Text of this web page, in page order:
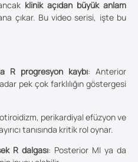
klinik açıdan büyük anlam
çıkar. Bu video serisi, işte bu
R progresyon kaybı: Anterior
pek çok farklılığın göstergesi
perikardiyal efüzyon ve
tanısında kritik rol oynar.
R dalgası: Posterior MI ya da